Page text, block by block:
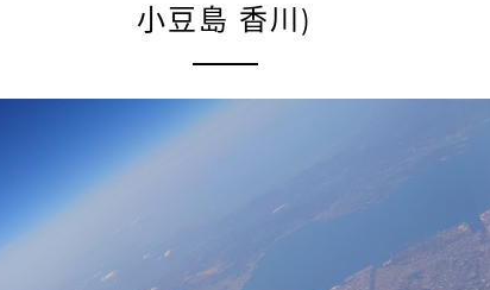
小豆島 香川)